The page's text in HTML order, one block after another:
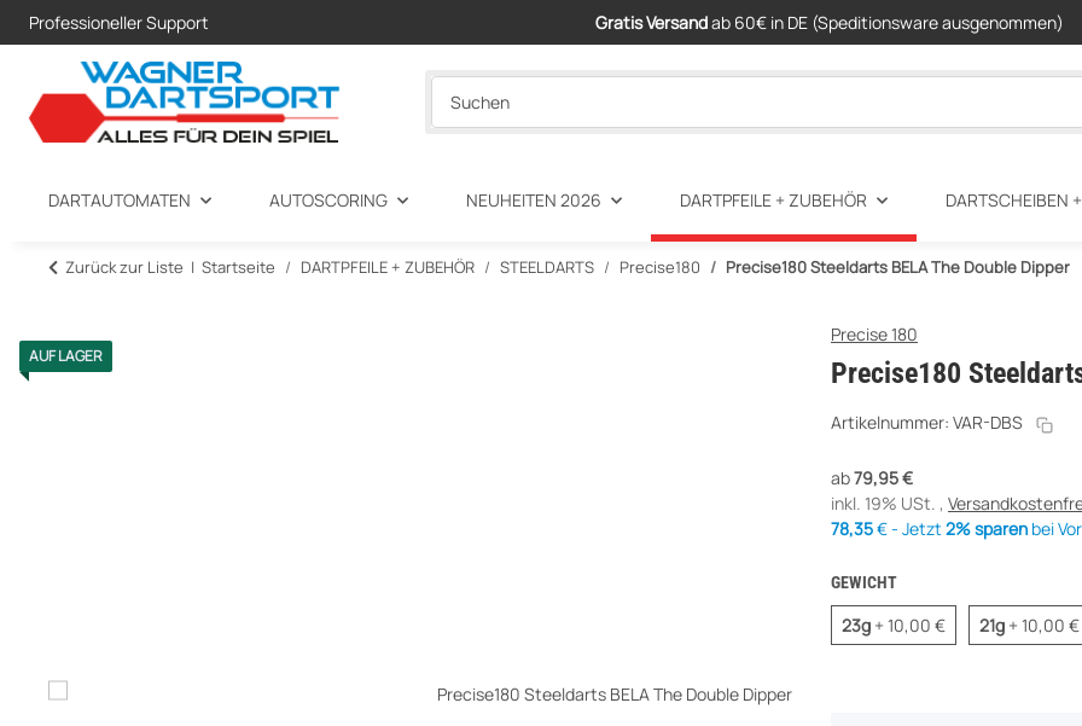
Professioneller Support Gratis Versandab 60€ in DE (Speditionsware ausgenommen)
DARTAUTOMATEN AUTOSCORING NEUHEITEN 2026 DARTPFEILE + ZUBEHÖR DARTSCHEIBEN
Zurück zur Liste Startseite DARTPFEILE + ZUBEHÖR STEELDARTS Precise180 Precise180 Steeldarts BELA The Double Dipper
AUF LAGER
Precise 180
Precise180
Artikelnummer: VAR-DBS
ab79,95 €
inkl. 19% USt. ,
78,35€ - Jetzt 2% sparen bei
GEWICHT
23g 23g
+ 10,00 € 21g 21g
+ 10,00 €